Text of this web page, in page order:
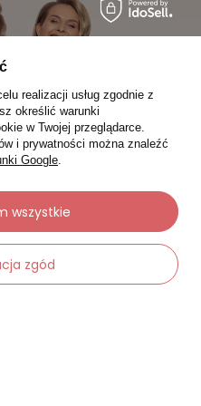
realizacji usług zgodnie z
określić warunki
w Twojej przeglądarce.
i prywatności można znaleźć
Google.
zgód
wszystkie